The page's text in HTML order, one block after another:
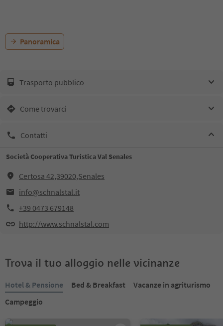
Panoramica
Trasporto pubblico
Come trovarci
Contatti
Società Cooperativa Turistica Val Senales
Certosa 42,39020,Senales
info@schnalstal.it
+39 0473 679148
http://www.schnalstal.com
Trova il tuo alloggio nelle vicinanze
Hotel & Pensione Bed & Breakfast
Vacanze in agriturismo
Campeggio